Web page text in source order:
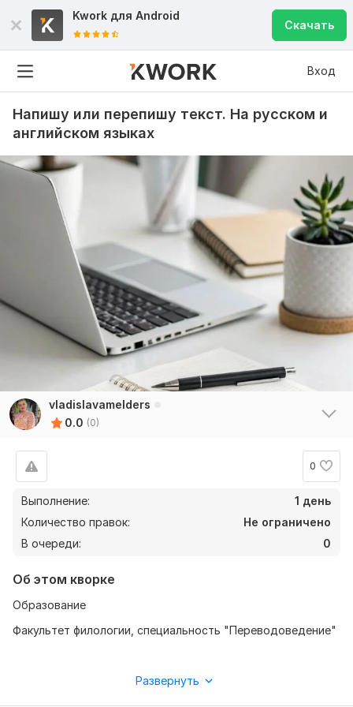
Kwork для Android
Скачать
Вход
Напишу или перепишу текст. На русском и
английском языках
vladislavamelders
0.0 (0)
0
Выполнение:
1 день
Количество правок:
Не ограничено
В очереди:
0
Об этом кворке
Образование
Факультет филологии, специальность "Переводоведение"
Развернуть